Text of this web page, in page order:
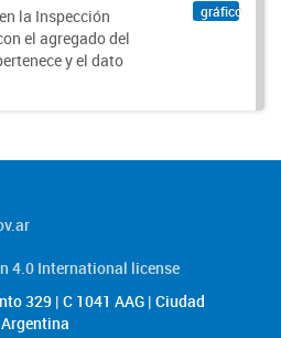
la Inspección
el agregado del
y el dato
gráfico
4.0 International license
329 | C 1041 AAG | Ciudad